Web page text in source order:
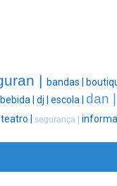
| bandas |
bebida | dj | escola | dan |
teatro | segurança |